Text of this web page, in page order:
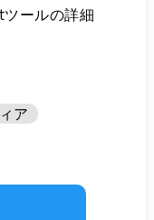
ールの詳細
ア